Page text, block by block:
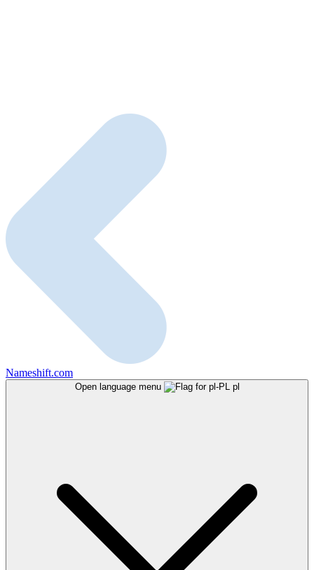
Nameshift.com
Open language menu pl